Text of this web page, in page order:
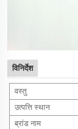
विनिर्देश
वस्तु
उत्पत्ति स्थान
ब्रांड नाम